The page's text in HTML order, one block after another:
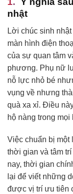
nhật
Lời chúc sinh
màn hình điện
của sự quan tâm
phương. Phụ nữ
nỗ lực nhỏ bé
vụng về nhưng
quà xa xỉ. Điều
hộ nàng trong
Việc chuẩn bị
thời gian và tâm
nay, thời gian
lại để viết những
được vị trí ưu tiên